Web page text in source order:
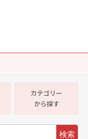
カテゴリー
から探す
検索